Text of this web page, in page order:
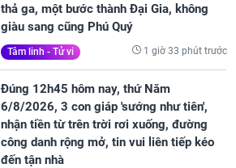
thả ga, một bước thành Đại Gia, không
giàu sang cũng Phú Quý
Tâm linh - Tử vi 1 giờ 33 phút trước
Đúng 12h45 hôm nay, thứ Năm
6/8/2026, 3 con giáp 'sướng như tiên',
nhận tiền từ trên trời rơi xuống, đường
công danh rộng mở, tin vui liên tiếp kéo
đến tận nhà